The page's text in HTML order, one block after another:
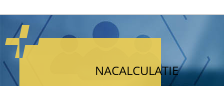
NACALCULATIE